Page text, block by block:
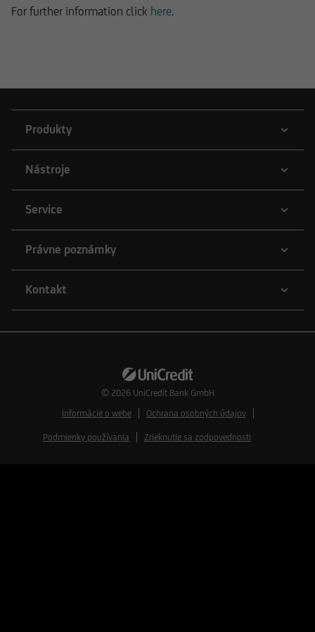
For further information click here.
Produkty
Nástroje
Service
Právne poznámky
Kontakt
© 2026 UniCredit Bank GmbH
Informácie o webe
Ochrana osobných údajov
Podmienky používania Zrieknutie sa zodpovednosti